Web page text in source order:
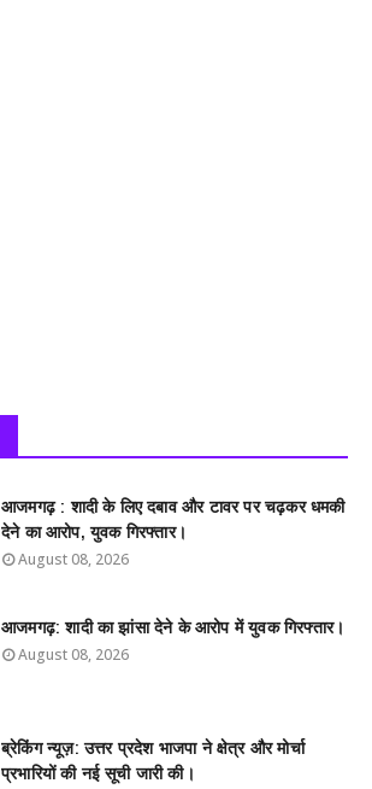
आजमगढ़ : शादी के लिए दबाव और टावर पर चढ़कर धमकी
देने का आरोप, युवक गिरफ्तार।
August 08, 2026
आजमगढ़: शादी का झांसा देने के आरोप में युवक गिरफ्तार।
August 08, 2026
ब्रेकिंग न्यूज़: उत्तर प्रदेश भाजपा ने क्षेत्र और मोर्चा
प्रभारियों की नई सूची जारी की।